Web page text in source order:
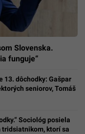
Slovenska.
funguje“
13. dôchodky: Gašpar
seniorov, Tomáš
Sociológ posiela
tridsiatnikom, ktorí sa